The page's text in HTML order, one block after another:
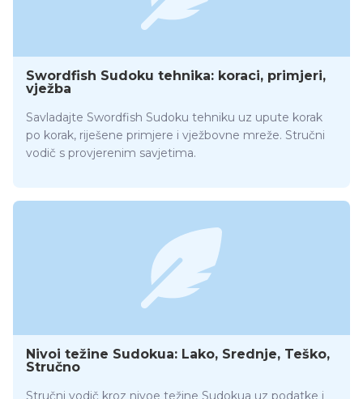
Swordfish Sudoku tehnika: koraci, primjeri,
vježba
Savladajte Swordfish Sudoku tehniku uz upute korak
po korak, riješene primjere i vježbovne mreže. Stručni
vodič s provjerenim savjetima.
Nivoi težine Sudokua: Lako, Srednje, Teško,
Stručno
Stručni vodič kroz nivoe težine Sudokua uz podatke i